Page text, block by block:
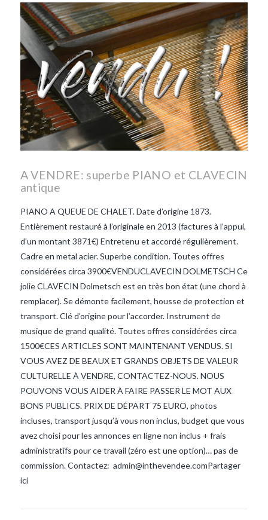
repas d'été repas de
printemps salade d'endives
salade de lentilles vertes
taboulé taboulé et lentilles
vertes
VIEW POST
A VENDRE: superbe PIANO et CLAVECIN
antique
PIANO A QUEUE DE CHALET. Date d’origine 1873.
Entièrement restauré à l’originale en 2013 (factures à l’appui,
d’un montant 3871€) Entretenu et accordé régulièrement.
Cadre en metal acier. Superbe condition. Toutes offres
considérées circa 3900€VENDUCLAVECIN DOLMETSCH Ce
jolie CLAVECIN Dolmetsch est en très bon état (une chord à
remplacer). Se démonte facilement, housse de protection et
transport. Clé d’origine pour l’accorder. Instrument de
musique de grand qualité. Toutes offres considérées circa
1500€CES ARTICLES SONT MAINTENANT VENDUS. SI
VOUS AVEZ DE BEAUX ET GRANDS OBJETS DE VALEUR
CULTURELLE À VENDRE, CONTACTEZ-NOUS. NOUS
POUVONS VOUS AIDER À FAIRE PASSER LE MOT AUX
BONS PUBLICS. PRIX DE DÉPART 75 EURO, photos
incluses, transport jusqu’à vous non inclus, budget que vous
avez choisi pour les annonces en ligne non inclus + frais
administratifs pour ce travail (zéro est une option)… pas de
commission. Contactez: admin@inthevendee.comPartager
ici